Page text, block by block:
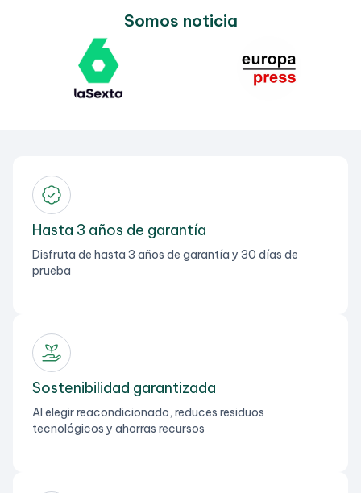
Somos noticia
Hasta 3 años de garantía
Disfruta de hasta 3 años de garantía y 30 días de
prueba
Sostenibilidad garantizada
Al elegir reacondicionado, reduces residuos
tecnológicos y ahorras recursos